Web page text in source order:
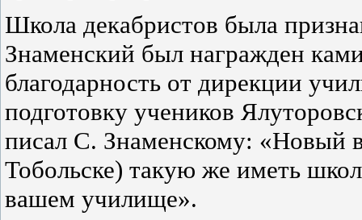
Школа декабристов была
Знаменский был награжден
благодарность от дирекции
подготовку учеников
писал С. Знаменскому: «Новый
Тобольске) такую же иметь
вашем училище».